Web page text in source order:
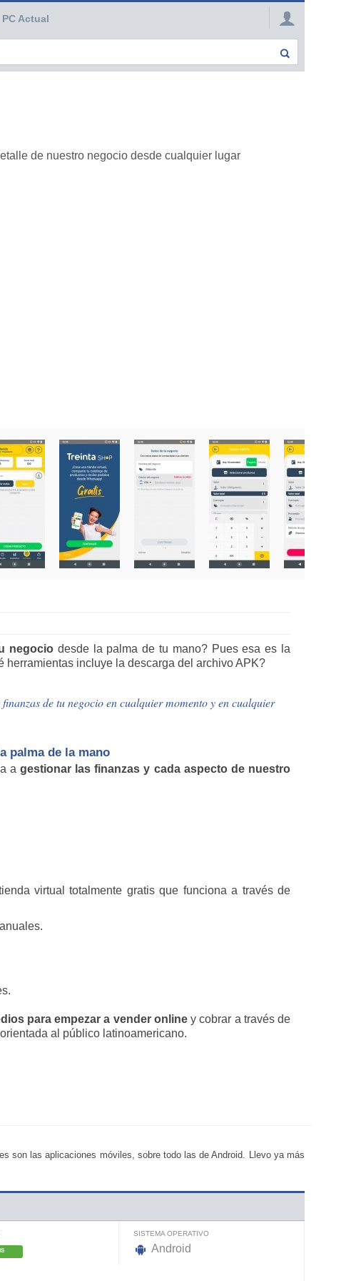
PC Actual
de nuestro negocio desde cualquier lugar
negocio desde la palma de tu mano? Pues esa es la
herramientas incluye la descarga del archivo APK?
de tu negocio en cualquier momento y en cualquier
palma de la mano
a gestionar las finanzas y cada aspecto de nuestro
virtual totalmente gratis que funciona a través de
para empezar a vender onliney cobrar a través de
al público latinoamericano.
son las aplicaciones móviles, sobre todo las de Android. Llevo ya más
SISTEMA OPERATIVO
Android